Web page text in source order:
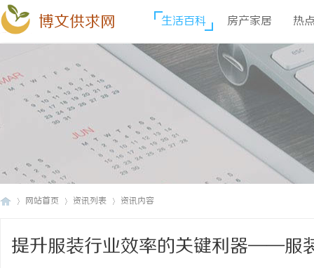
博文供求网 生活百科 房产家居 热
网站首页 资讯列表 资讯内容
提升服装行业效率的关键利器——服